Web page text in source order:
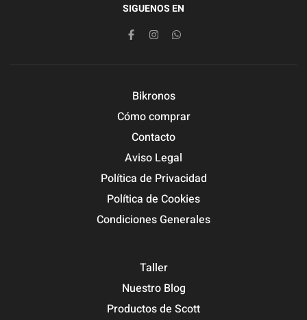
SIGUENOS EN
Bikronos
Cómo comprar
Contacto
Aviso Legal
Política de Privacidad
Política de Cookies
Condiciones Generales
Taller
Nuestro Blog
Productos de Scott